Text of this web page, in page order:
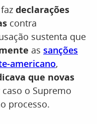
declarações
contra
sustenta que
as sanções
americano,
que novas
o Supremo
processo.